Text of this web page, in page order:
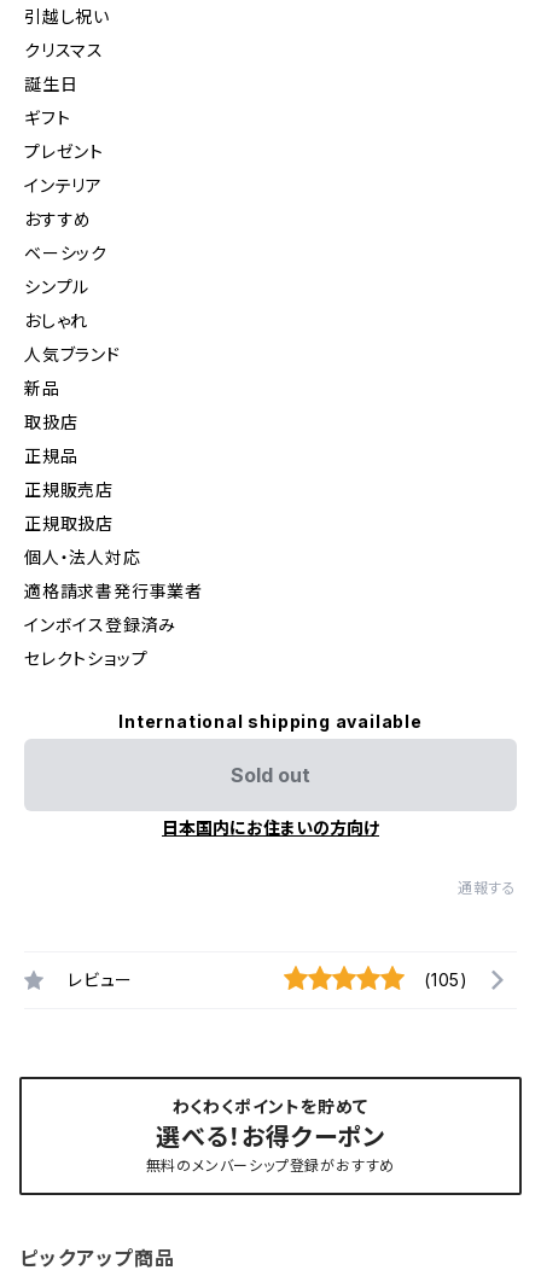
引越し祝い
クリスマス
誕生日
ギフト
プレゼント
インテリア
おすすめ
ベーシック
シンプル
おしゃれ
人気ブランド
新品
取扱店
正規品
正規販売店
正規取扱店
個人・法人対応
適格請求書発行事業者
インボイス登録済み
セレクトショップ
International shipping available
Sold out
日本国内にお住まいの方向け
通報する
レビュー (105)
わくわくポイントを貯めて
選べる！お得クーポン
無料のメンバーシップ登録がおすすめ
ピックアップ商品